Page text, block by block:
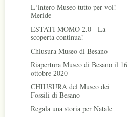
L‘intero Museo tutto per voi! -
Meride
ESTATI MOMÒ 2.0 - La
scoperta continua!
Chiusura Museo di Besano
Riapertura Museo di Besano il 16
ottobre 2020
CHIUSURA del Museo dei
Fossili di Besano
Regala una storia per Natale